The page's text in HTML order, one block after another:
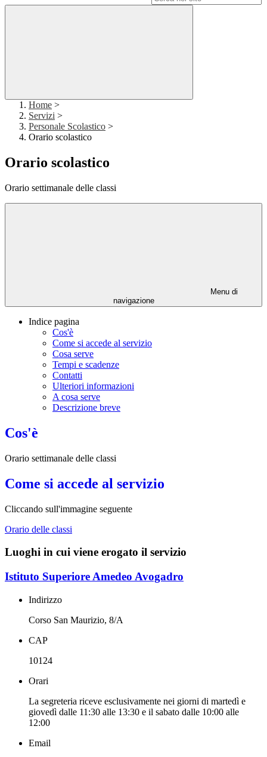
Home >
Servizi >
Personale Scolastico >
Orario scolastico
Orario scolastico
Orario settimanale delle classi
Menu di
navigazione
Indice pagina
Cos'è
Come si accede al servizio
Cosa serve
Tempi e scadenze
Contatti
Ulteriori informazioni
A cosa serve
Descrizione breve
Cos'è
Orario settimanale delle classi
Come si accede al servizio
Cliccando sull'immagine seguente
Orario delle classi
Luoghi in cui viene erogato il servizio
Istituto Superiore Amedeo Avogadro
Indirizzo
Corso San Maurizio, 8/A
CAP
10124
Orari
La segreteria riceve esclusivamente nei giorni di martedì e
giovedì dalle 11:30 alle 13:30 e il sabato dalle 10:00 alle
12:00
Email